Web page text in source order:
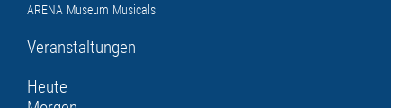
ARENA Museum Musicals
Veranstaltungen
Heute